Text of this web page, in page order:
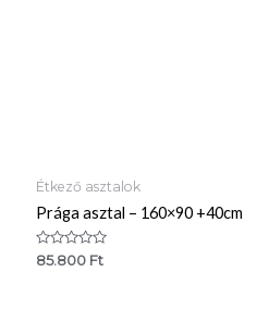
Étkező asztalok
Prága asztal – 160×90 +40cm
Értékelés:
0
85.800 Ft